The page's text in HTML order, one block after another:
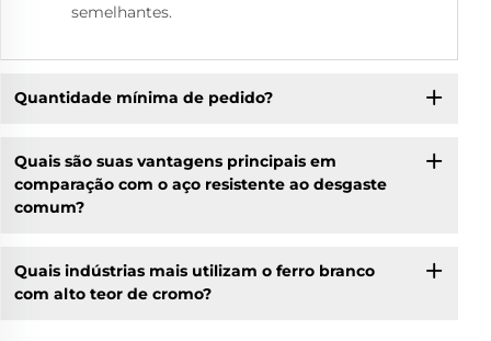
semelhantes.
Quantidade mínima de pedido?
Quais são suas vantagens principais em
comparação com o aço resistente ao desgaste
comum?
Quais indústrias mais utilizam o ferro branco
com alto teor de cromo?